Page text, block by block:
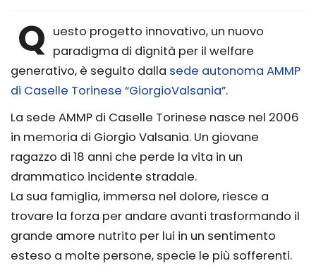
Q uesto progetto innovativo, un nuovo
paradigma di dignità per il welfare
generativo, è seguito dalla sede autonoma AMMP
di Caselle Torinese “GiorgioValsania”.
La sede AMMP di Caselle Torinese nasce nel 2006
in memoria di Giorgio Valsania. Un giovane
ragazzo di 18 anni che perde la vita in un
drammatico incidente stradale.
La sua famiglia, immersa nel dolore, riesce a
trovare la forza per andare avanti trasformando il
grande amore nutrito per lui in un sentimento
esteso a molte persone, specie le più sofferenti.